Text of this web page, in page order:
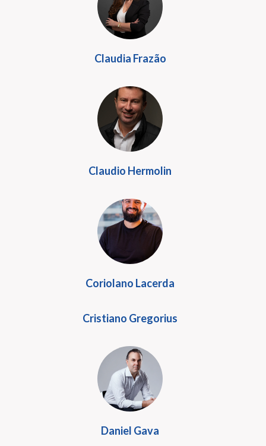
Claudia Frazão
Claudio Hermolin
Coriolano Lacerda
Cristiano Gregorius
Daniel Gava